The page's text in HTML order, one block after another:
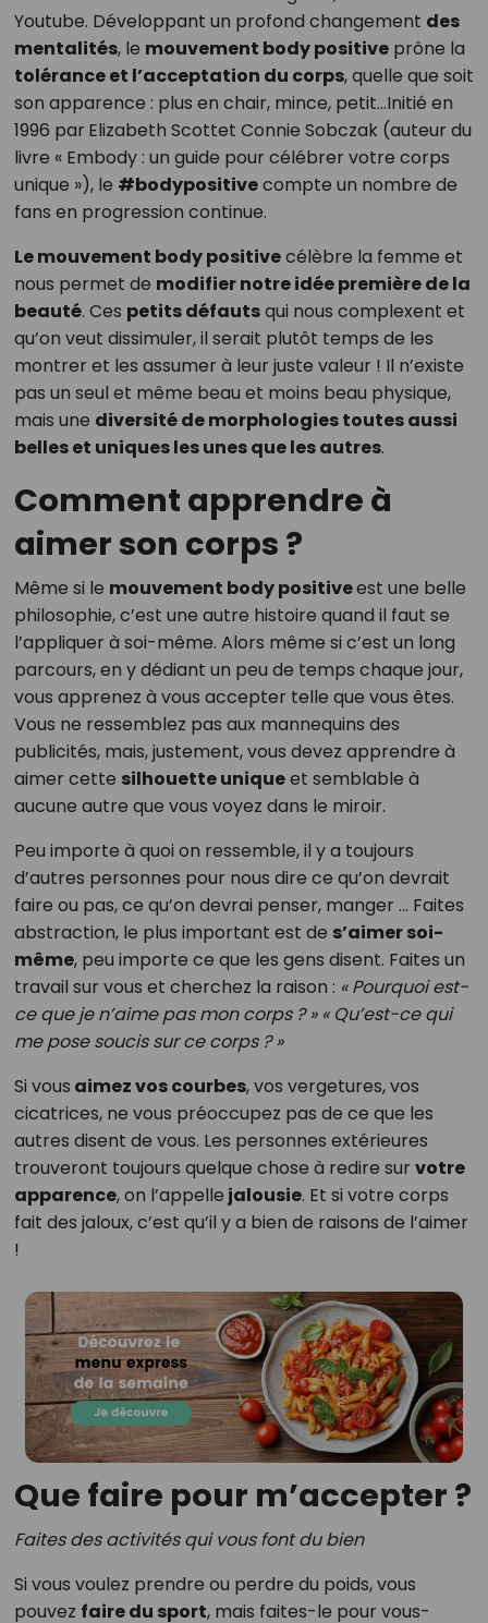
Youtube. Développant un profond changement des
mentalités, le mouvement body positiveprône la
tolérance et l’acceptation du corps, quelle que soit
son apparence : plus en chair, mince, petit…Initié en
1996 par Elizabeth Scottet Connie Sobczak (auteur du
livre « Embody : un guide pour célébrer votre corps
unique »), le #bodypositivecompte un nombre de
fans en progression continue.
Le mouvement body positivecélèbre la femme et
nous permet de modifier notre idée première de la
beauté. Ces petits défautsqui nous complexent et
qu’on veut dissimuler, il serait plutôt temps de les
montrer et les assumer à leur juste valeur ! Il n’existe
pas un seul et même beau et moins beau physique,
mais une diversité de morphologies toutes aussi
belles et uniques les unes que les autres.
Comment apprendre à
aimer son corps ?
Même si le mouvement body positiveest une belle
philosophie, c’est une autre histoire quand il faut se
l’appliquer à soi-même. Alors même si c’est un long
parcours, en y dédiant un peu de temps chaque jour,
vous apprenez à vous accepter telle que vous êtes.
Vous ne ressemblez pas aux mannequins des
publicités, mais, justement, vous devez apprendre à
aimer cette silhouette uniqueet semblable à
aucune autre que vous voyez dans le miroir.
Peu importe à quoi on ressemble, il y a toujours
d’autres personnes pour nous dire ce qu’on devrait
faire ou pas, ce qu’on devrai penser, manger … Faites
abstraction, le plus important est de s’aimer soi-
même, peu importe ce que les gens disent. Faites un
travail sur vous et cherchez la raison : « Pourquoi est-
ce que je n’aime pas mon corps ? » « Qu’est-ce qui
me pose soucis sur ce corps ? »
Si vous aimez vos courbes, vos vergetures, vos
cicatrices, ne vous préoccupez pas de ce que les
autres disent de vous. Les personnes extérieures
trouveront toujours quelque chose à redire sur votre
apparence, on l’appelle jalousie. Et si votre corps
fait des jaloux, c’est qu’il y a bien de raisons de l’aimer
!
Que faire pour m’accepter ?
Faites des activités qui vous font du bien
Si vous voulez prendre ou perdre du poids, vous
pouvez faire du sport, mais faites-le pour vous-